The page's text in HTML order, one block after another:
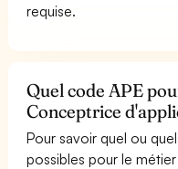
requise.
Quel code APE
Conceptrice
Pour savoir quel ou
possibles pour le